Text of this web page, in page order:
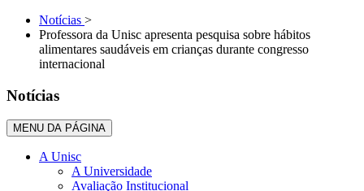
Notícias >
Professora da Unisc apresenta pesquisa sobre hábitos
alimentares saudáveis em crianças durante congresso
internacional
Notícias
MENU DA PÁGINA
A Unisc
A Universidade
Avaliação Institucional